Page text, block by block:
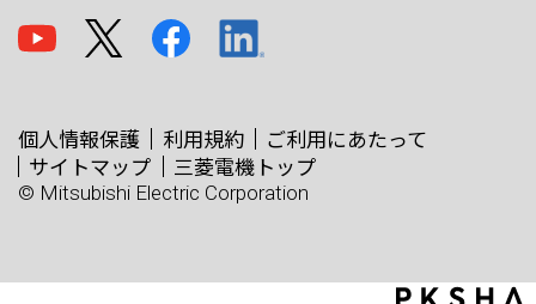
個人情報保護 利用規約
ご利用にあたって
サイトマップ
三菱電機トップ
© Mitsubishi Electric Corporation